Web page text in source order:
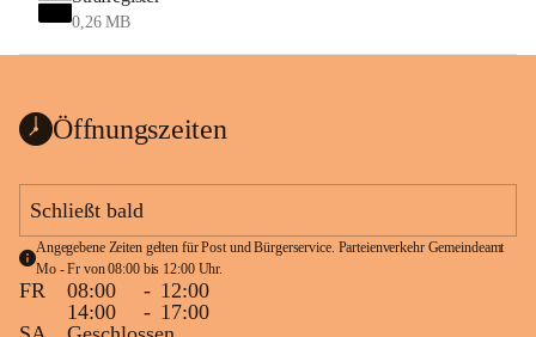
0,26 MB
Öffnungszeiten
Schließt bald
Angegebene Zeiten gelten für Post und Bürgerservice. Parteienverkehr Gemeindeamt
Mo - Fr von 08:00 bis 12:00 Uhr.
FR 08:00 - 12:00
14:00
- 17:00